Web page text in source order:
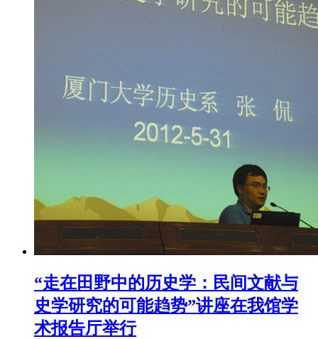
“走在田野中的历史学：民间文献与
史学研究的可能趋势”讲座在我馆学
术报告厅举行